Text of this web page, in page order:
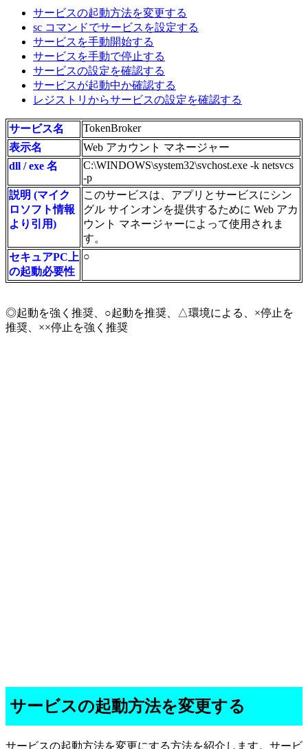
サービスの起動方法を変更する
sc コマンドでサービスを設定する
サービスを手動開始する
サービスを手動で停止する
サービスの設定を確認する
サービスが起動中か確認する
レジストリからサービスの設定を確認する
サービス名
TokenBroker
表示名
Web アカウント マネージャー
dll / exe 名
C:\WINDOWS\system32\svchost.exe -k netsvcs
-p
説明 (マイク
ロソフト情報
より引用)
このサービスは、アプリとサービスにシン
グル サインオンを提供するために Web アカ
ウント マネージャーによって使用されま
す。
セキュアPC上
の起動必要性
○
◎起動を強く推奨、○起動を推奨、△環境による、×停止を
推奨、××停止を強く推奨
サービスの起動方法を変更する
サービスの起動方法を変更にする方法を紹介します。サービ